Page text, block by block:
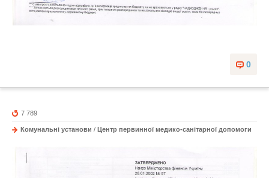
0
7 789
Комунальні установи / Центр первинної медико-санітарної допомоги